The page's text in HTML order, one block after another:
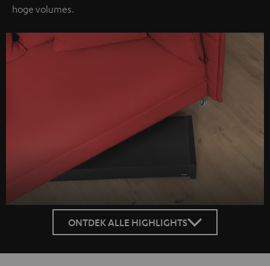
hoge volumes.
ONTDEK ALLE HIGHLIGHTS